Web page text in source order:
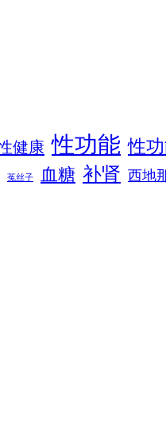
健康 性功能 性
菟丝子 血糖 补肾 西地